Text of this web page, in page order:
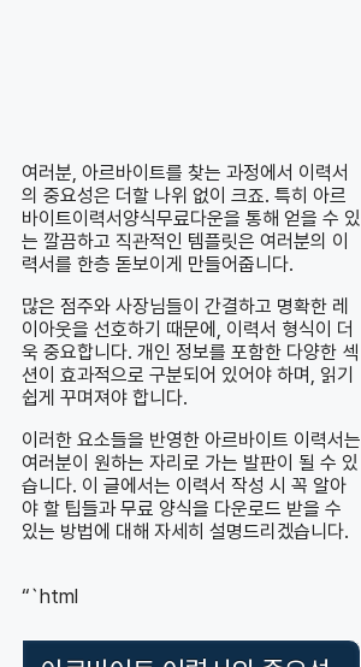
여러분, 아르바이트를 찾는 과정에서 이력서
의 중요성은 더할 나위 없이 크죠. 특히 아르
바이트이력서양식무료다운을 통해 얻을 수 있
는 깔끔하고 직관적인 템플릿은 여러분의 이
력서를 한층 돋보이게 만들어줍니다.
많은 점주와 사장님들이 간결하고 명확한 레
이아웃을 선호하기 때문에, 이력서 형식이 더
욱 중요합니다. 개인 정보를 포함한 다양한 섹
션이 효과적으로 구분되어 있어야 하며, 읽기
쉽게 꾸며져야 합니다.
이러한 요소들을 반영한 아르바이트 이력서는
여러분이 원하는 자리로 가는 발판이 될 수 있
습니다. 이 글에서는 이력서 작성 시 꼭 알아
야 할 팁들과 무료 양식을 다운로드 받을 수
있는 방법에 대해 자세히 설명드리겠습니다.
“`html